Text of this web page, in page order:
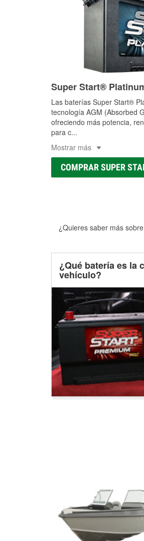
Super Start®
Las baterías Super Start®
tecnología AGM (Absorbed
ofreciendo más potencia,
para c...
Mostrar más
COMPRAR SUPER
¿Quieres saber más
¿Qué batería es la
vehículo?